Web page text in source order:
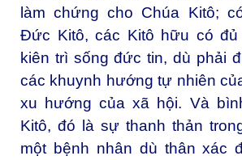
làm chứng cho Chúa Kitô;
Đức Kitô, các Kitô hữu có
kiên trì sống đức tin, dù phải
các khuynh hướng tự nhiên
xu hướng của xã hội. Và
Kitô, đó là sự thanh thản
một bệnh nhân dù thân xác